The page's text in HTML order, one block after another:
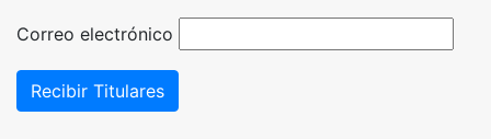
Correo electrónico
Recibir Titulares